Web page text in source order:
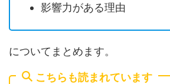
影響力がある理由
についてまとめます。
こちらも読まれています